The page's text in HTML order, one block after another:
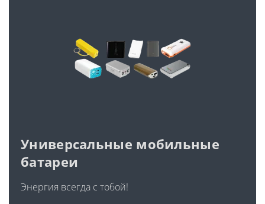
Универсальные мобильные
батареи
Энергия всегда с тобой!